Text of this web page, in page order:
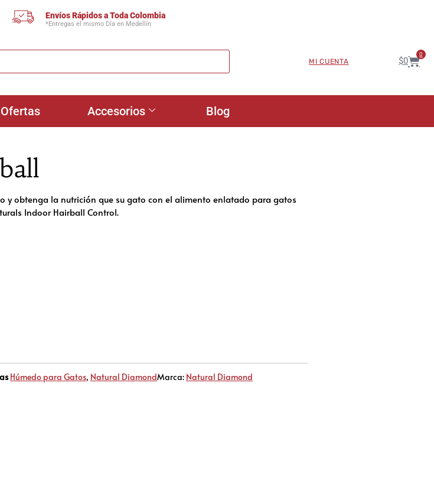
Envíos Rápidos a Toda Colombia
*Entregas el mismo Día en Medellín
MI CUENTA $0
0
Ofertas Accesorios Blog
y obtenga la nutrición que su gato con el alimento enlatado para gatos
Indoor Hairball Control.
Húmedo para Gatos, Natural DiamondMarca: Natural Diamond